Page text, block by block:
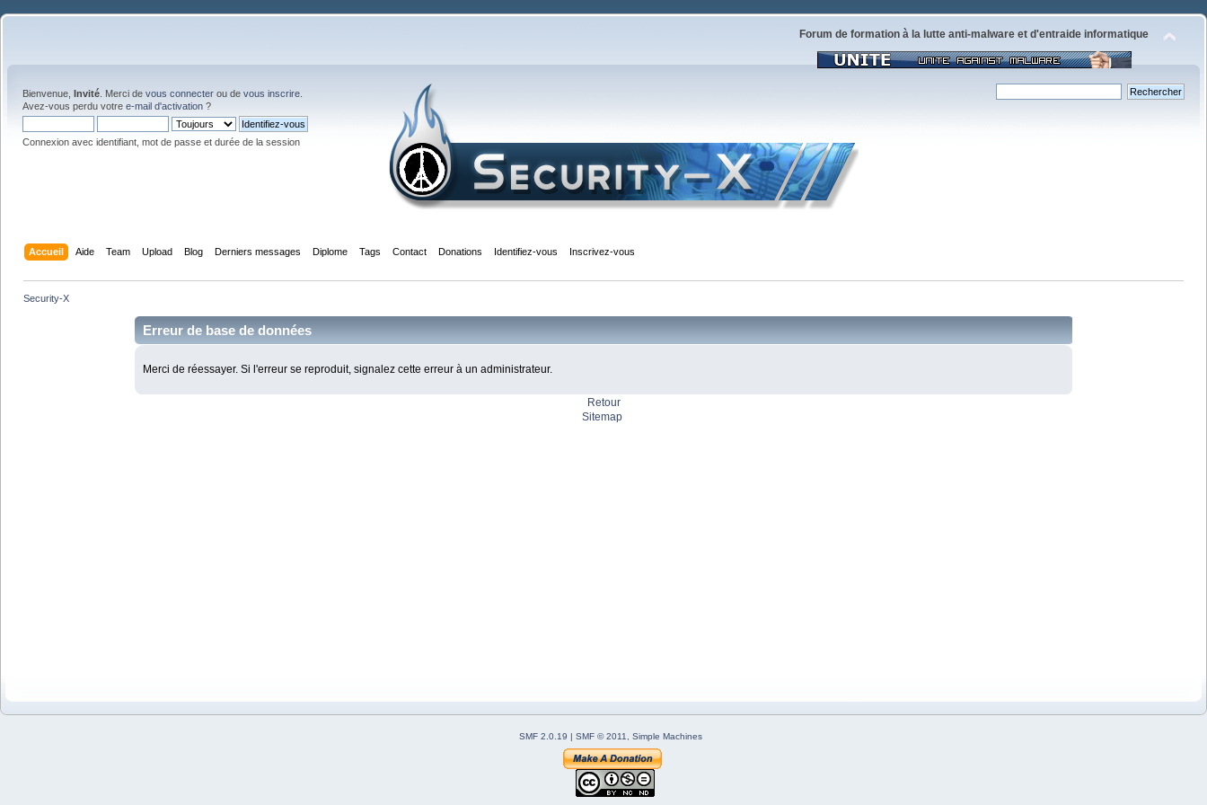
Forum de formation à la lutte anti-malware et d'entraide informatique
Bienvenue, Invité . Merci de vous connecter ou de vous inscrire
Avez-vous perdu votre e-mail d'activation ?
Connexion avec identifiant, mot de passe et durée de la session
Accueil Aide Team Upload Blog Derniers messages Diplome Tags Contact Donations Identifiez-vous Inscrivez-vous
Security-X
Erreur de base de données
Merci de réessayer. Si l'erreur se reproduit, signalez cette erreur à un administrateur.
Retour
Sitemap
SMF 2.0.19 | SMF © 2011 Simple Machines